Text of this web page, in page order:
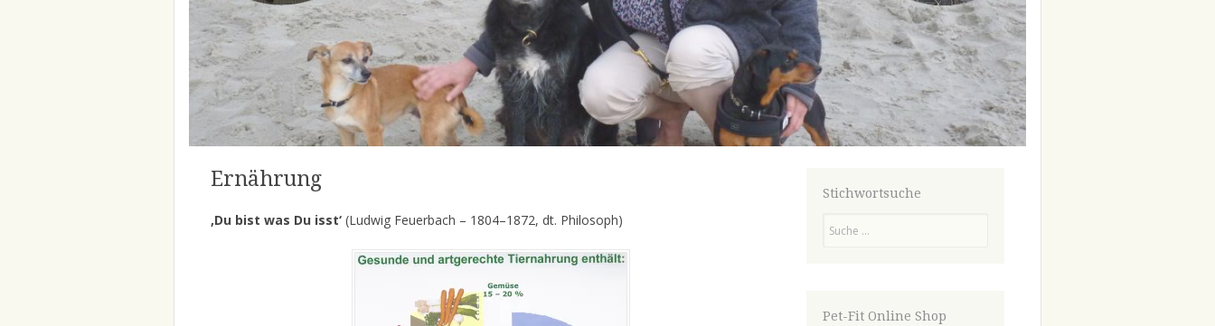
Ernährung
‚Du bist was Du isst‘ (Ludwig Feuerbach – 1804–1872, dt. Philosoph)
Stichwortsuche
Pet-Fit Online Shop